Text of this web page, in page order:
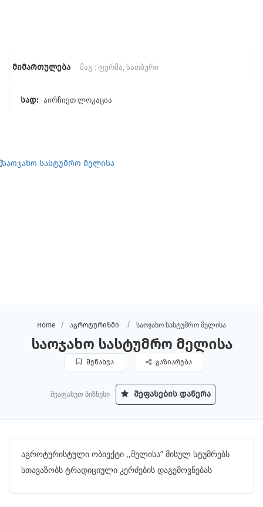
მიმართულება
სად: აირჩიეთ ლოკაცია
Home აგროტურიზმი საოჯახო სასტუმრო მელისა
საოჯახო სასტუმრო მელისა
შენახვა გაზიარება
შეაფასეთ ბიზნესი შეფასების დაწერა
აგროტურისტული ობიექტი ,,მელისა” მისულ სტუმრებს
სთავაზობს ტრადიციული კერძების დაგემოვნებას